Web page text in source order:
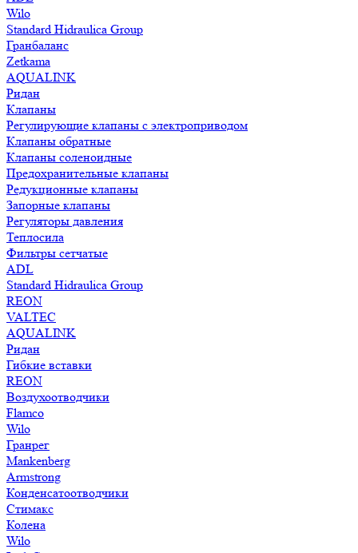
Wilo
Standard Hidraulica Group
Гранбаланс
Zetkama
AQUALINK
Ридан
Клапаны
Регулирующие клапаны с электроприводом
Клапаны обратные
Клапаны соленоидные
Предохранительные клапаны
Редукционные клапаны
Запорные клапаны
Регуляторы давления
Теплосила
Фильтры сетчатые
ADL
Standard Hidraulica Group
REON
VALTEC
AQUALINK
Ридан
Гибкие вставки
REON
Воздухоотводчики
Flamco
Wilo
Гранрег
Mankenberg
Armstrong
Конденсатоотводчики
Стимакс
Колена
Wilo